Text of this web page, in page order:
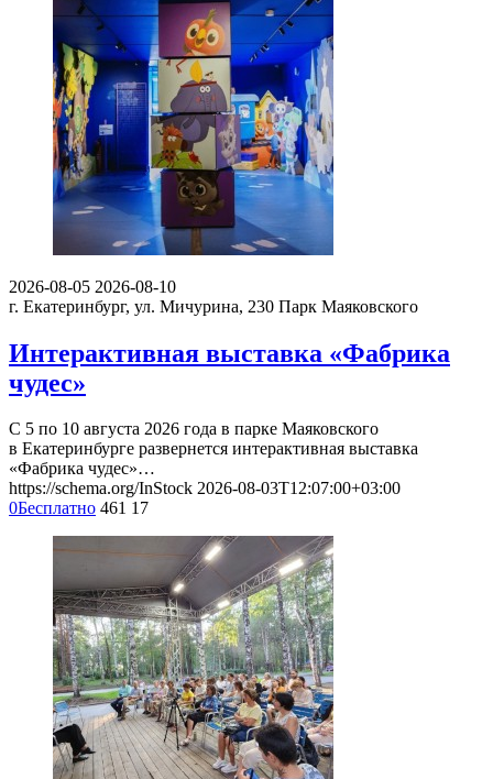
2026-08-05 2026-08-10
г. Екатеринбург, ул. Мичурина, 230 Парк Маяковского
Интерактивная выставка «Фабрика
чудес»
С 5 по 10 августа 2026 года в парке Маяковского
в Екатеринбурге развернется интерактивная выставка
«Фабрика чудес»…
https://schema.org/InStock 2026-08-03T12:07:00+03:00
0Бесплатно 461 17